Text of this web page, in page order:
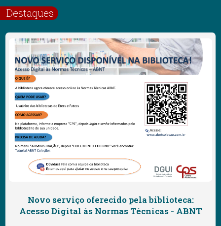
Destaques
Novo serviço oferecido pela biblioteca:
Acesso Digital às Normas Técnicas - ABNT